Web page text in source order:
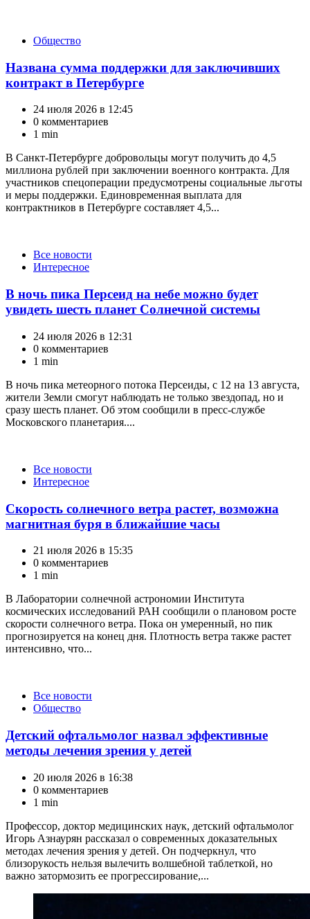
КатегорииОбщество
Названа сумма поддержки для заключивших
контракт в Петербурге
24 июля 2026 в 12:45
0 комментариев
1 min
В Санкт-Петербурге добровольцы могут получить до 4,5
миллиона рублей при заключении военного контракта. Для
участников спецоперации предусмотрены социальные льготы
и меры поддержки. Единовременная выплата для
контрактников в Петербурге составляет 4,5...
КатегорииВсе новости
Интересное
В ночь пика Персеид на небе можно будет
увидеть шесть планет Солнечной системы
24 июля 2026 в 12:31
0 комментариев
1 min
В ночь пика метеорного потока Персеиды, с 12 на 13 августа,
жители Земли смогут наблюдать не только звездопад, но и
сразу шесть планет. Об этом сообщили в пресс-службе
Московского планетария....
КатегорииВсе новости
Интересное
Скорость солнечного ветра растет, возможна
магнитная буря в ближайшие часы
21 июля 2026 в 15:35
0 комментариев
1 min
В Лаборатории солнечной астрономии Института
космических исследований РАН сообщили о плановом росте
скорости солнечного ветра. Пока он умеренный, но пик
прогнозируется на конец дня. Плотность ветра также растет
интенсивно, что...
КатегорииВсе новости
Общество
Детский офтальмолог назвал эффективные
методы лечения зрения у детей
20 июля 2026 в 16:38
0 комментариев
1 min
Профессор, доктор медицинских наук, детский офтальмолог
Игорь Азнаурян рассказал о современных доказательных
методах лечения зрения у детей. Он подчеркнул, что
близорукость нельзя вылечить волшебной таблеткой, но
важно затормозить ее прогрессирование,...